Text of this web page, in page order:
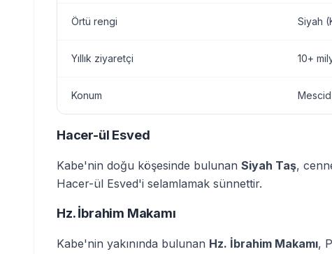
Örtü rengi Siyah
Yıllık ziyaretçi 10+
Konum
Hacer-ül Esved
Kabe'nin doğu köşesinde bulunan Siyah Taş,
Hacer-ül Esved'i selamlamak sünnettir.
Hz. İbrahim Makamı
Kabe'nin yakınında bulunan Hz. İbrahim Makamı,